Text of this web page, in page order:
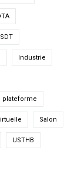
Industrie
plateforme
Salon
USTHB